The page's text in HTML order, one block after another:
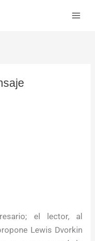
el lector, al
Lewis Dvorkin